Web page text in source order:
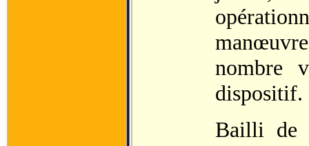
nombre
dispositif.
Bailli de